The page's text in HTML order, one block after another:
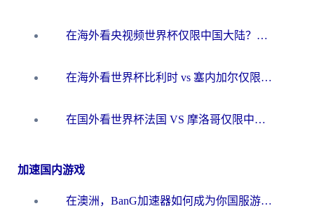
在海外看央视频世界杯仅限中国大陆？这篇指南帮你解锁中文解说+无卡顿直播
在海外看世界杯比利时 vs 塞内加尔仅限中国大陆？我找到了最流畅的中文解说之路
在国外看世界杯法国 VS 摩洛哥仅限中国大陆？海外党这样看中文解说赛事不卡顿
加速国内游戏
在澳洲，BanG加速器如何成为你国服游戏的“时光机”？